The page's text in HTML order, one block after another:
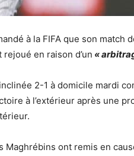
à la FIFA que son
en raison d’un «
inclinée 2-1 à domicile mardi
à l’extérieur après une
Maghrébins ont remis en